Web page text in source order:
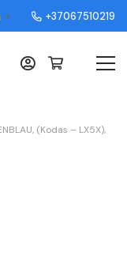
▼ +37067510219
(Kodas – LX5X),